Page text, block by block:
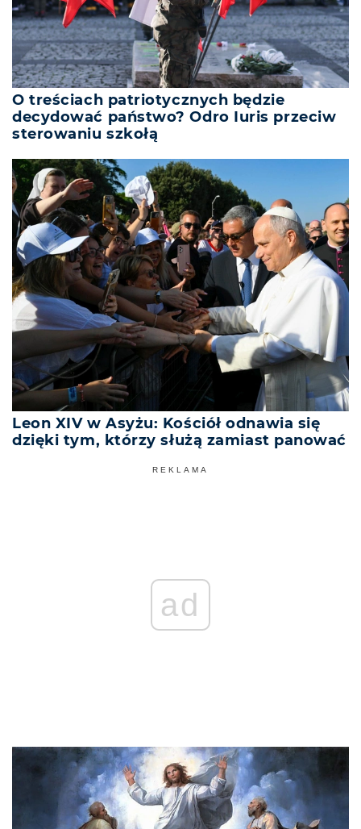
O treściach patriotycznych będzie
decydować państwo? Odro Iuris przeciw
sterowaniu szkołą
Leon XIV w Asyżu: Kościół odnawia się
dzięki tym, którzy służą zamiast panować
REKLAMA
ad